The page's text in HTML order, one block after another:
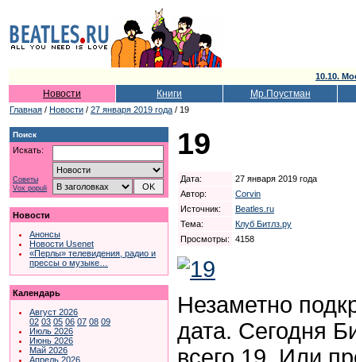
10.10.
Новости Книги Мр.Поустман
Главная / Новости / 27 января 2019 года / 19
Поиск
Искать:
Советы
Vox populi
Новости
Анонсы
Новости Usenet
«Перлы» телевидения, радио и
прессы о музыке…
Календарь
Август 2026
02 03 05 06 07 08 09
Июль 2026
Июнь 2026
Май 2026
Апрель 2026
19
Дата:
27 января 2019 года
Автор:
Corvin
Источник:
Beatles.ru
Тема:
Клуб Битлз.ру
Просмотры:
4158
Незаметно
дата. Сегодня